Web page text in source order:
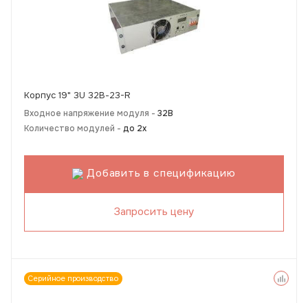
Корпус 19" 3U 32В-23-R
Входное напряжение модуля - 32В
Количество модулей - до 2х
Добавить в спецификацию
Запросить цену
Серийное производство